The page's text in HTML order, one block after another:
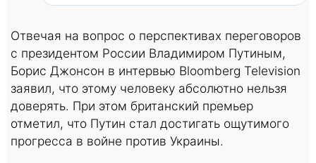
Отвечая на вопрос о перспективах переговоров
с президентом России Владимиром Путиным,
Борис Джонсон в интервью Bloomberg Television
заявил, что этому человеку абсолютно нельзя
доверять. При этом британский премьер
отметил, что Путин стал достигать ощутимого
прогресса в войне против Украины.